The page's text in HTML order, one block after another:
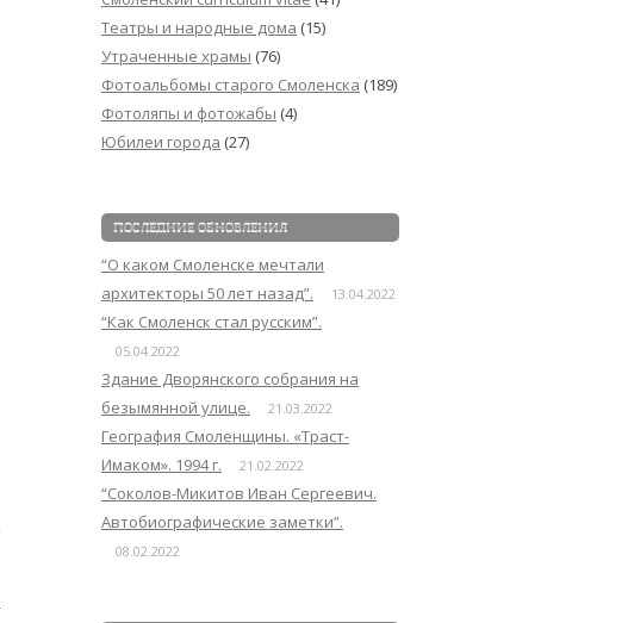
Театры и народные дома (15)
Утраченные храмы (76)
Фотоальбомы старого Смоленска (189)
Фотоляпы и фотожабы (4)
Юбилеи города (27)
ПОСЛЕДНИЕ ОБНОВЛЕНИЯ
“О каком Смоленске мечтали
архитекторы 50 лет назад”.
13.04.2022
“Как Смоленск стал русским”.
05.04.2022
Здание Дворянского собрания на
безымянной улице.
21.03.2022
География Смоленщины. «Траст-
Имаком». 1994 г.
21.02.2022
“Соколов-Микитов Иван Сергеевич.
Автобиографические заметки”.
08.02.2022